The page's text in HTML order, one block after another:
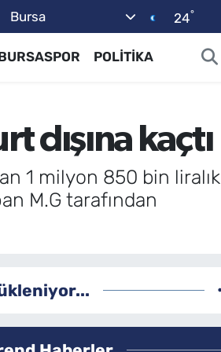
Bursa 24°
POLİTİKA
dışına kaçtı
1 milyon 850 bin liralık
M.G tarafından